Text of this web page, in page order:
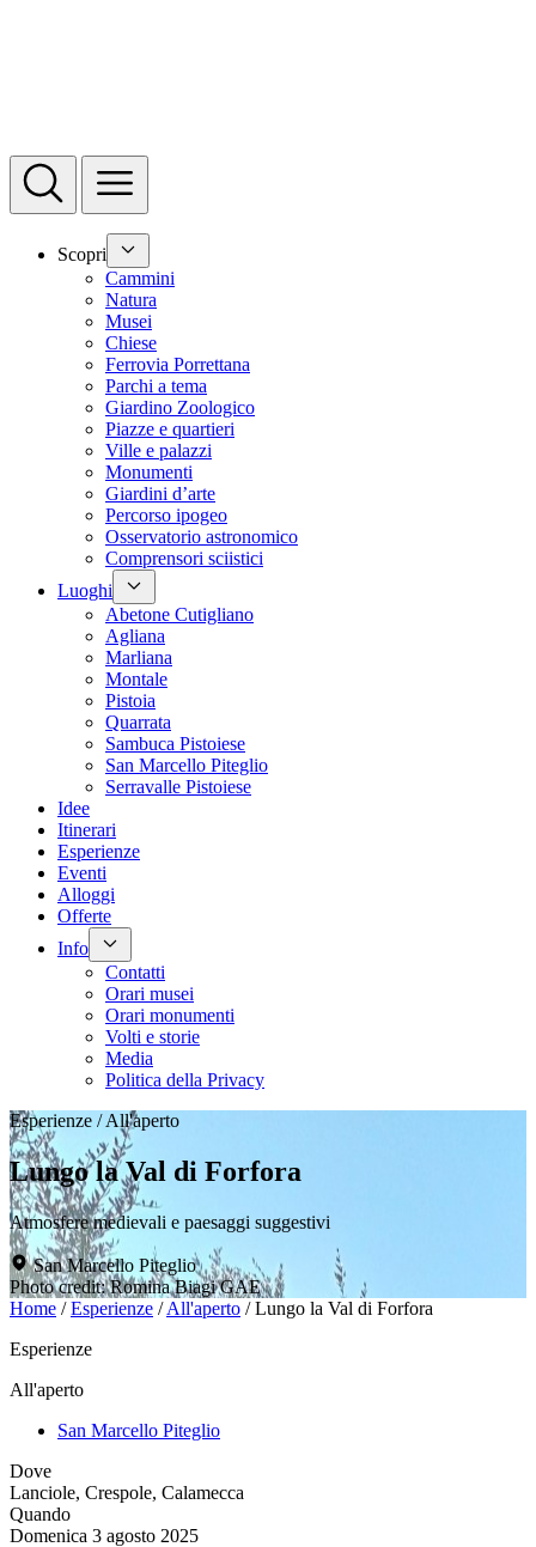
Scopri
Cammini
Natura
Musei
Chiese
Ferrovia Porrettana
Parchi a tema
Giardino Zoologico
Piazze e quartieri
Ville e palazzi
Monumenti
Giardini d’arte
Percorso ipogeo
Osservatorio astronomico
Comprensori sciistici
Luoghi
Abetone Cutigliano
Agliana
Marliana
Montale
Pistoia
Quarrata
Sambuca Pistoiese
San Marcello Piteglio
Serravalle Pistoiese
Idee
Itinerari
Esperienze
Eventi
Alloggi
Offerte
Info
Contatti
Orari musei
Orari monumenti
Volti e storie
Media
Politica della Privacy
Esperienze / All'aperto
Lungo la Val di Forfora
Atmosfere medievali e paesaggi suggestivi
San Marcello Piteglio
Photo credit: Romina Biagi GAE
Home /Esperienze /All'aperto /Lungo la Val di Forfora
Esperienze
All'aperto
San Marcello Piteglio
Dove
Lanciole, Crespole, Calamecca
Quando
Domenica 3 agosto 2025